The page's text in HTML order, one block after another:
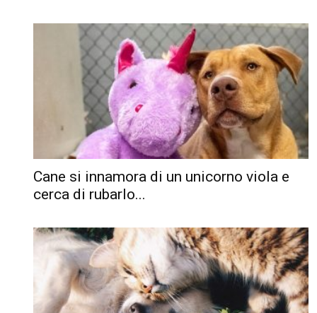
Cane si innamora di un unicorno viola e
cerca di rubarlo...